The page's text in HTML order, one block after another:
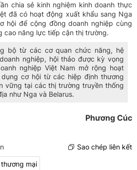
chia sẻ kinh nghiệm kinh doanh thực
đã có hoạt động xuất khẩu sang Nga
hội để cộng đồng doanh nghiệp cùng
cao năng lực tiếp cận thị trường.
bộ từ các cơ quan chức năng, hệ
nghiệp, hội thảo được kỳ vọng
nghiệp Việt Nam mở rộng hoạt
cơ hội từ các hiệp định thương
vững tại các thị trường truyền thống
như Nga và Belarus.
Phương Cúc
Sao chép liên kết
mại